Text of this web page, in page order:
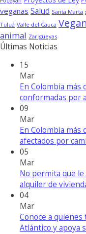
veganas Salud Santa Marta
Tuluá Valle del Cauca
animal Zarigüeyas
Últimas Noticias
15
Mar
En Colombia más
conformadas por
09
Mar
En Colombia más
afectados por
05
Mar
No permita que
alquiler de
04
Mar
Conoce a
Atlántico y apoya